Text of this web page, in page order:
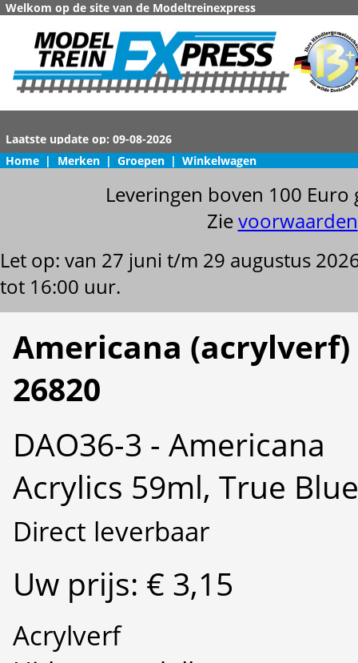
Welkom op de site van de Modeltreinexpress
Home | Merken | Groepen | Winkelwagen
Leveringen boven 100
Zievoorwaarden
Let op: van 27 juni t/m 29 augustus
tot 16:00 uur.
Americana (acrylverf)
26820
DAO36-3 - Americana
Acrylics 59ml, True Blue
Direct leverbaar
Uw prijs: € 3,15
Acrylverf